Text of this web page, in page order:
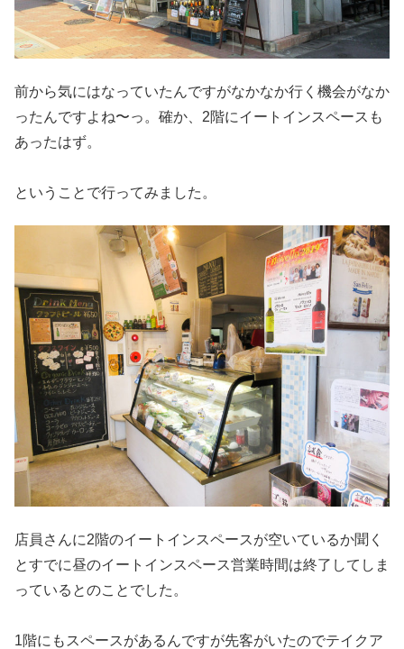
前から気にはなっていたんですがなかなか行く機会がなか
ったんですよね〜っ。確か、2階にイートインスペースも
あったはず。
ということで行ってみました。
店員さんに2階のイートインスペースが空いているか聞く
とすでに昼のイートインスペース営業時間は終了してしま
っているとのことでした。
1階にもスペースがあるんですが先客がいたのでテイクア